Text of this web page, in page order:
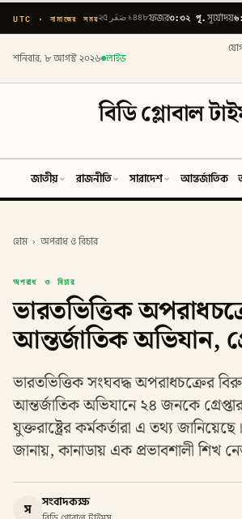
UTC · নামাজের সময় ২৫ صَفَر ১৪৪৮ফজর৩:৩২ পূ.সূর্যোদয়
শনিবার, ৮ আগস্ট ২০২৬ লাইভ
বিডি গ্লোবাল
জাতীয় রাজনীতি সারাদেশ আন্তর্জাতিক
হোম › অপরাধ ও বিচার
অপরাধ ও বিচার
ভারতভিত্তিক
আন্তর্জাতিক অভিযান,
ভারতভিত্তিক সংঘবদ্ধ অপরাধচক্রের
আন্তর্জাতিক অভিযানে ২৪ জনকে
যুক্তরাষ্ট্রের কর্মকর্তারা এ তথ্য
জানায়, কানাডায় এক প্রভাবশালী শিখ
স সংবাদকক্ষ